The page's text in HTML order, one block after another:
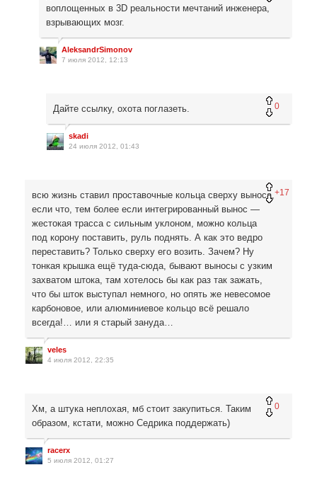
воплощенных в 3D реальности мечтаний инженера,
взрывающих мозг.
AleksandrSimonov
7 июля 2012, 12:13
0
Дайте ссылку, охота поглазеть.
skadi
24 июля 2012, 01:43
+17
всю жизнь ставил проставочные кольца сверху выноса,
если что, тем более если интегрированный вынос —
жестокая трасса с сильным уклоном, можно кольца
под корону поставить, руль поднять. А как это ведро
переставить? Только сверху его возить. Зачем? Ну
тонкая крышка ещё туда-сюда, бывают выносы с узким
захватом штока, там хотелось бы как раз так зажать,
что бы шток выступал немного, но опять же невесомое
карбоновое, или алюминиевое кольцо всё решало
всегда!… или я старый зануда…
veles
4 июля 2012, 22:35
0
Хм, а штука неплохая, мб стоит закупиться. Таким
образом, кстати, можно Седрика поддержать)
racerx
5 июля 2012, 01:27